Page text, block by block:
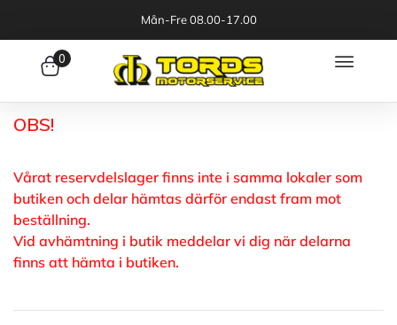
Mån-Fre 08.00-17.00
0
OBS!
Vårat reservdelslager finns inte i samma lokaler som
butiken och delar hämtas därför endast fram mot
beställning.
Vid avhämtning i butik meddelar vi dig när delarna
finns att hämta i butiken.